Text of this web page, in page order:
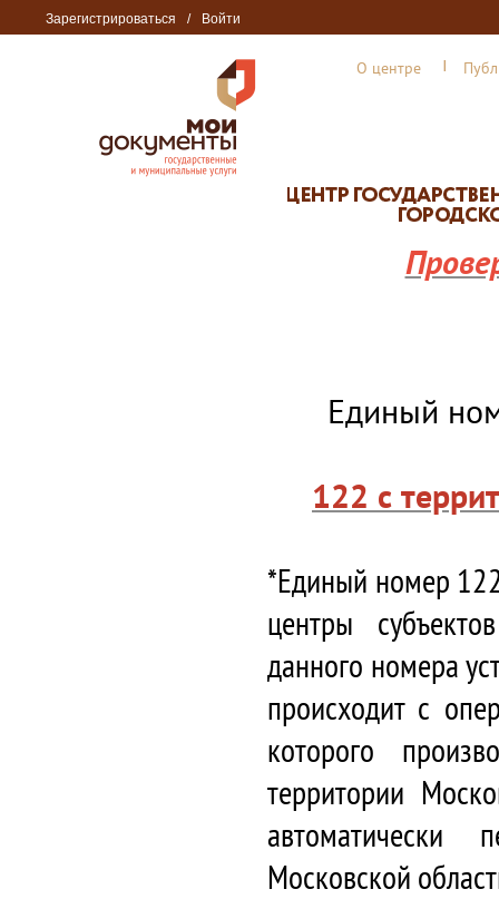
Зарегистрироваться / Войти
О центре
Единый
122 с
*Единый номер
центры
данного номера
происходит с
которого
территории
автоматически
Московской